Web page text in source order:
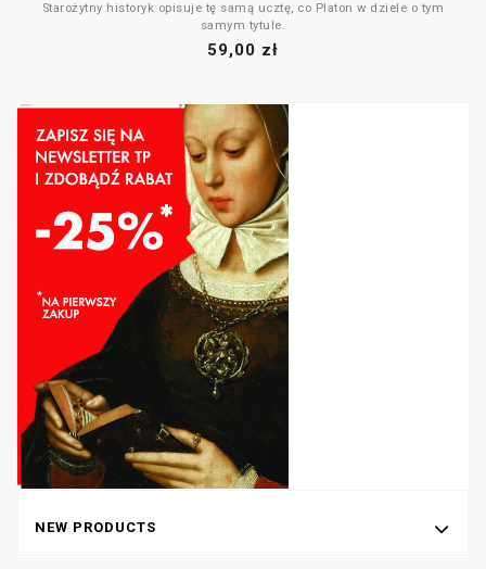
Starożytny historyk opisuje tę samą ucztę, co Platon w dziele o tym
samym tytule.
Utwór ten reprezentuje również dialog sokratyczny, którego ramy
bowiem łączy w sobie powagę dialogu filozoficznego ze specyficzną
formą zabawy właściwej dla greckiego sympozjonu jako widowiska
przeznaczonego dla wąskiej grupy osób. W jej treści odnajdujemy
zarówno rozważania dotyczące miłości, przyjaźni czy aktualnej sytuacji
społecznej w Atenach, jak i scenki artystyczne o charakterze muzyczno-
tanecznym przeplatane swobodnymi żartami sympozjastów.
59,00 zł
NEW PRODUCTS